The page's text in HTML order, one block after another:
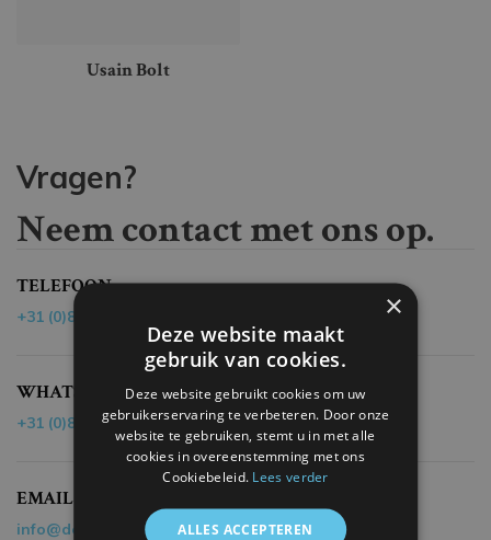
Usain Bolt
Vragen?
Neem contact met ons op.
TELEFOON
+31 (0)85 - 40 19 218
WHATSAPP
+31 (0)85 - 40 19 218
EMAIL
info@dehandvanmaradona.nl
×
Deze website maakt
gebruik van cookies.
Deze website gebruikt cookies om uw
gebruikerservaring te verbeteren. Door onze
website te gebruiken, stemt u in met alle
cookies in overeenstemming met ons
Cookiebeleid. Lees verder
ALLES ACCEPTEREN